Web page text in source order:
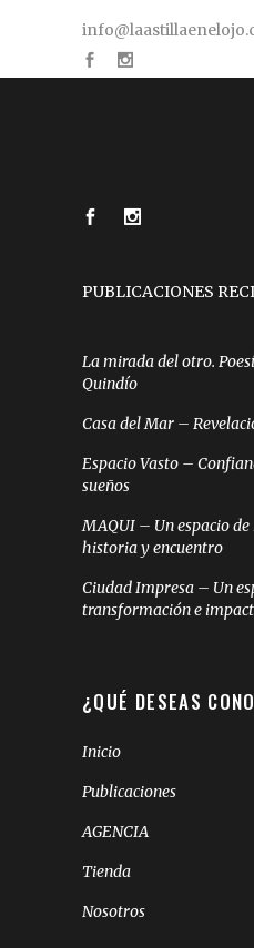
PUBLICACIONES
La mirada del otro.
Quindío
Casa del Mar –
Espacio Vasto –
sueños
MAQUI – Un espacio
historia y encuentro
Ciudad Impresa – Un
transformación e
¿QUÉ DESEAS
Inicio
Publicaciones
AGENCIA
Tienda
Nosotros